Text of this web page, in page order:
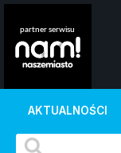
AKTUALNOŚCI